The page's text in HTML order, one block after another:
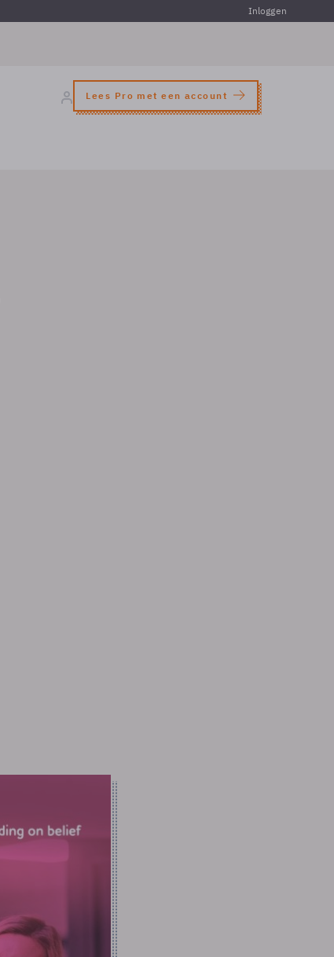
Inloggen
Lees Pro met een account